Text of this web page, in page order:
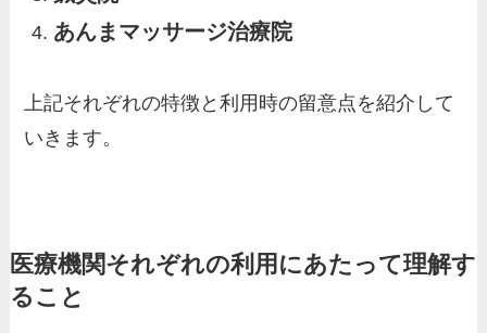
あんまマッサージ治療院
上記それぞれの特徴と利用時の留意点を紹介して
いきます。
医療機関それぞれの利用にあたって理解す
ること